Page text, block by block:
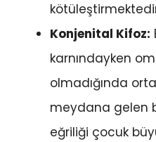
Konjenital Kifoz:
karnındayken
olmadığında
meydana gelen
eğriliği çocuk